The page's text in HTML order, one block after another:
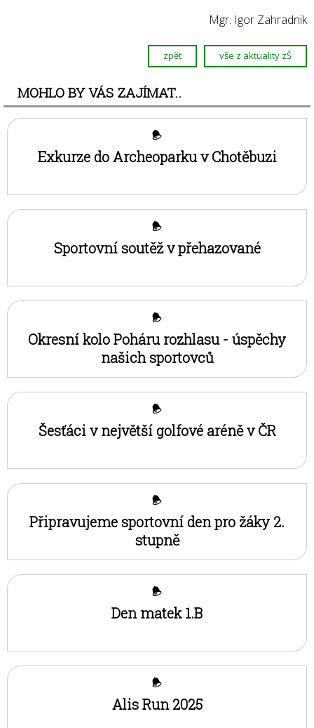
Mgr. Igor Zahradnik
vše z aktuality zŠ
zpět
MOHLO BY VÁS ZAJÍMAT..
Exkurze do Archeoparku v Chotěbuzi
Sportovní soutěž v přehazované
Okresní kolo Poháru rozhlasu - úspěchy
našich sportovců
Šesťáci v největší golfové aréně v ČR
Připravujeme sportovní den pro žáky 2.
stupně
Den matek 1.B
Alis Run 2025